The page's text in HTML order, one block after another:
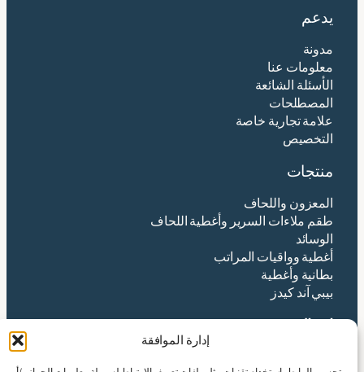
إدارة الموافقة
يدعم
مدونة
معلومات عنا
الأسئلة الشائعة
المصطلحات
علامة تجارية خاصة
التخصيص
منتجات
المعزون واللحاف
طقم ملاءات السرير وأغطية اللحاف
الوسائد
أغطية وواقيات المراتب
بطانية وأغطية
بيبي آند كيدز
اتصال